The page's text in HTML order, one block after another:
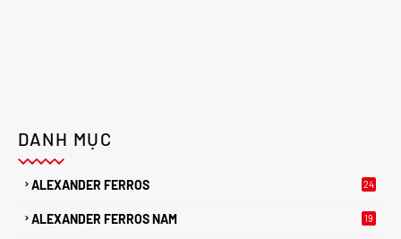
DANH MỤC
ALEXANDER FERROS 24
ALEXANDER FERROS NAM 19